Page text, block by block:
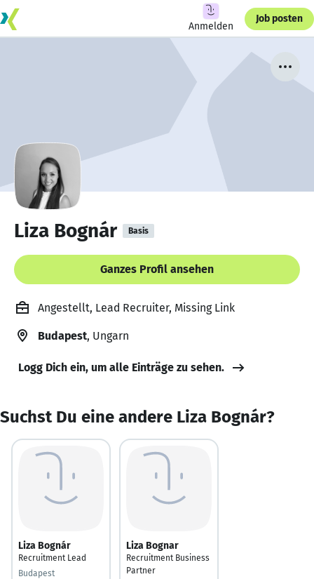
Anmelden
Job posten
Liza Bognár Basis
Ganzes Profil ansehen
Angestellt, Lead Recruiter, Missing Link
Budapest, Ungarn
Logg Dich ein, um alle Einträge zu sehen.
Suchst Du eine andere Liza Bognár?
Liza Bognár
Recruitment Lead
Budapest
Liza Bognar
Recruitment Business
Partner